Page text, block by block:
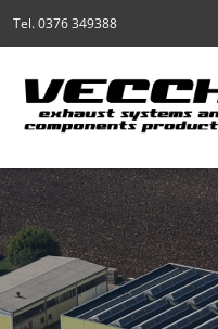
Tel. 0376 349388